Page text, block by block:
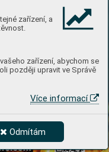
zařízení, a
zařízení, abychom se
později upravit ve Správě
Více informací
Odmítám